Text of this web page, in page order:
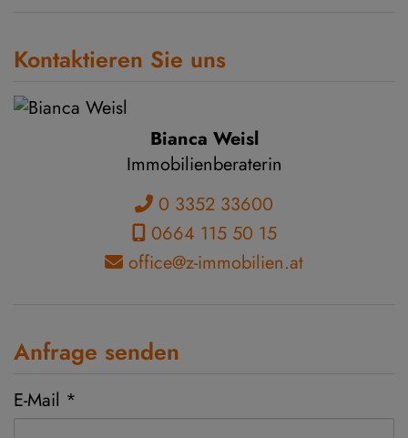
Kontaktieren Sie uns
Bianca Weisl
Immobilienberaterin
0 3352 33600
0664 115 50 15
office@z-immobilien.at
Anfrage senden
E-Mail